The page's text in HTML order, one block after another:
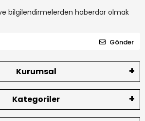
bilgilendirmelerden haberdar olmak
Gönder
Kurumsal
Kategoriler